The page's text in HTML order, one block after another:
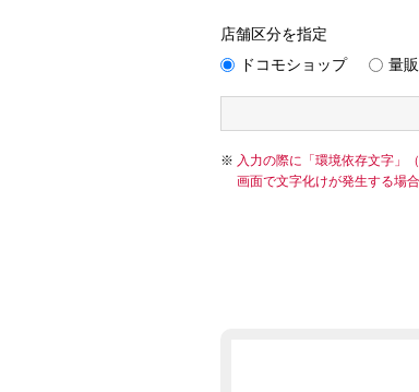
店舗区分を指定
ドコモショップ
量
入力の際に「環境依存文字」
画面で文字化けが発生する場